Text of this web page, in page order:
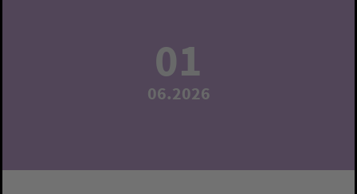
01
06.2026